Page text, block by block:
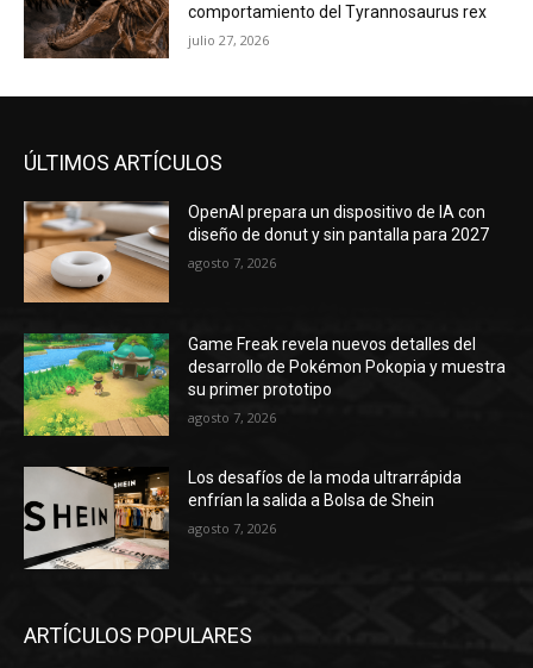
comportamiento del Tyrannosaurus rex
julio 27, 2026
ÚLTIMOS ARTÍCULOS
OpenAI prepara un dispositivo de IA con
diseño de donut y sin pantalla para 2027
agosto 7, 2026
Game Freak revela nuevos detalles del
desarrollo de Pokémon Pokopia y muestra
su primer prototipo
agosto 7, 2026
Los desafíos de la moda ultrarrápida
enfrían la salida a Bolsa de Shein
agosto 7, 2026
ARTÍCULOS POPULARES